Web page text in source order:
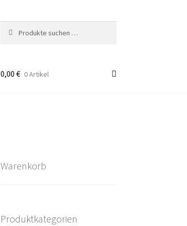
nach:
0,00 € 0 Artikel
Warenkorb
Produktkategorien